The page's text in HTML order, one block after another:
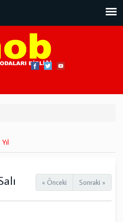
Yıl
« Önceki Sonraki »